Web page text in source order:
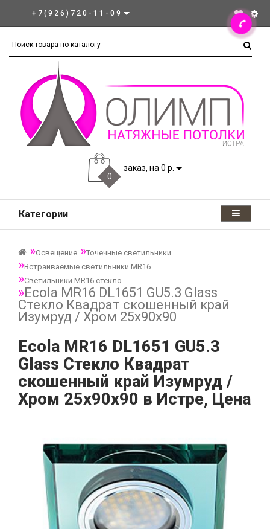
+7(926)720-11-09
0
заказ, на 0 р.
Категории
Освещение
Точечные светильники
Встраиваемые светильники MR16
Светильники MR16 стекло
Ecola MR16 DL1651 GU5.3 Glass
Стекло Квадрат скошенный край
Изумруд / Хром 25x90x90
Ecola MR16 DL1651 GU5.3
Glass Стекло Квадрат
скошенный край Изумруд /
Хром 25x90x90 в Истре, Цена